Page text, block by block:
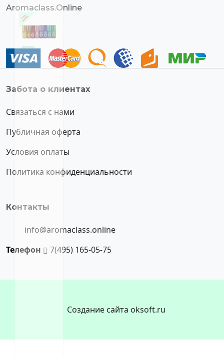
Aromaclass.Online
Забота о клиентах
Связаться с нами
Публичная оферта
Условия оплаты
Политика конфиденциальности
Контакты
info@aromaclass.online
Телефон
7(495) 165-05-75
Создание сайта oksoft.ru